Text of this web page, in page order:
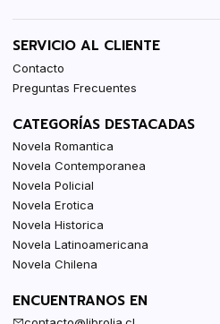
SERVICIO AL CLIENTE
Contacto
Preguntas Frecuentes
CATEGORÍAS DESTACADAS
Novela Romantica
Novela Contemporanea
Novela Policial
Novela Erotica
Novela Historica
Novela Latinoamericana
Novela Chilena
ENCUENTRANOS EN